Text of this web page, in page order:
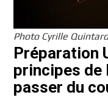
Photo Cyrille
Préparation
principes de
passer du